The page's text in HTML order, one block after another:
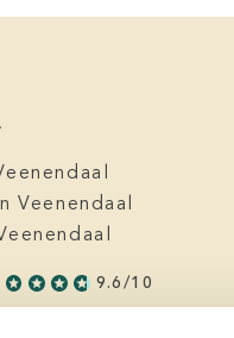
Veenendaal
9.6/10